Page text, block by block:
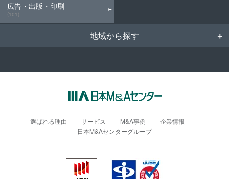
広告・出版・印刷
(101)
地域から探す
選ばれる理由 サービス M&A事例
企業情報
日本M&Aセンターグループ